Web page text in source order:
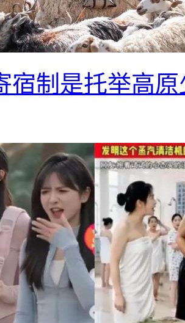
宿制是托举高